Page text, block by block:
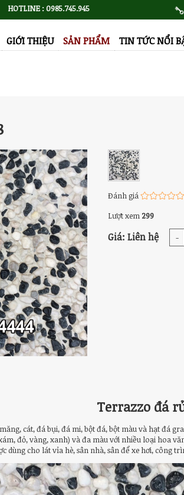
HOTLINE : 0985.745.945
GIỚI THIỆU SẢN PHẨM TIN TỨC NỔI
Đánh giá
Lượt xem 299
Giá: Liên hệ -
Terrazzo đá
cát, đá bụi, đá mi, bột đá, bột màu và hạt đá
đỏ, vàng, xanh) và đa màu với nhiều loại hoa
dùng cho lát vỉa hè, sân nhà, sân để xe hơi, công